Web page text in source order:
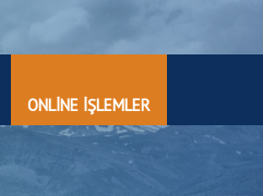
ONLİNE İŞLEMLER